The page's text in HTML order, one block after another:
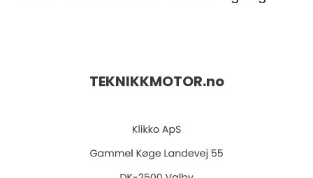
TEKNIKKMOTOR.no